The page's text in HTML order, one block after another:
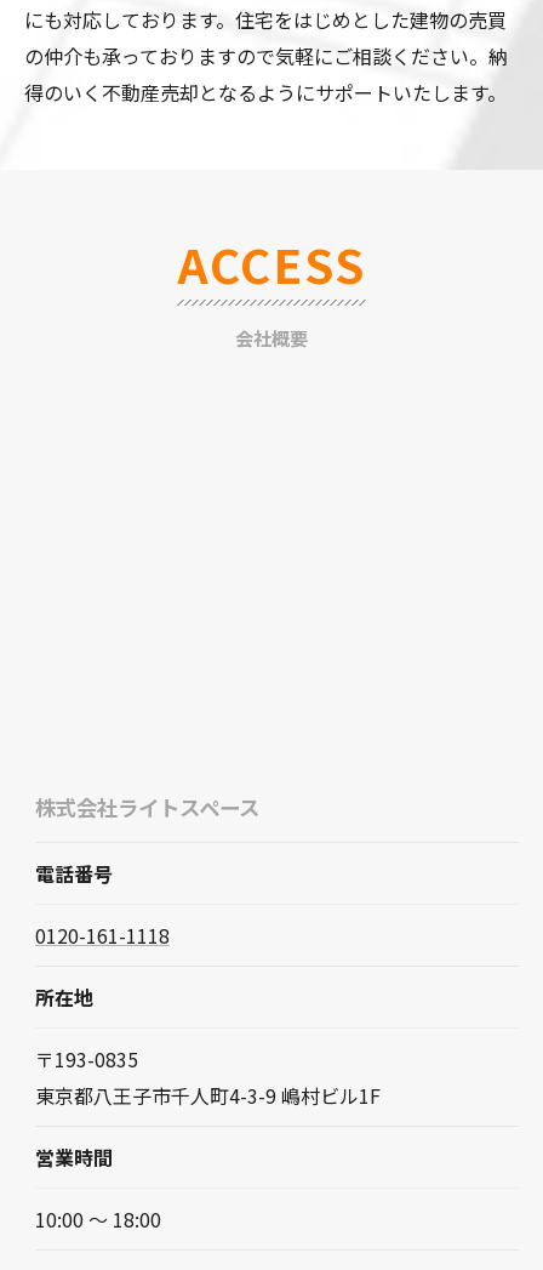
にも対応しております。住宅をはじめとした建物の売買
の仲介も承っておりますので気軽にご相談ください。納
得のいく不動産売却となるようにサポートいたします。
会社概要
ACCESS
株式会社ライトスペース
電話番号
0120-161-1118
所在地
〒193-0835
東京都八王子市千人町4-3-9 嶋村ビル1F
営業時間
10:00 ～ 18:00